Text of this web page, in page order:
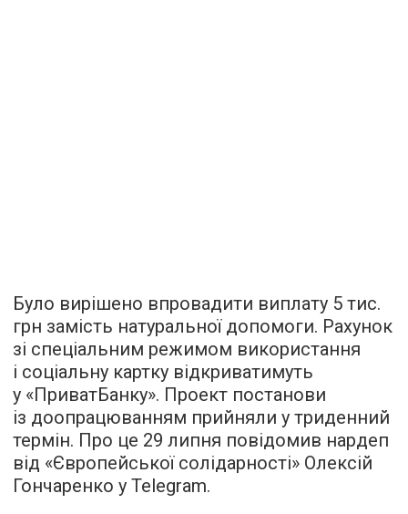
Було вирішено впровадити виплату 5 тис.
грн замість натуральної допомоги. Рахунок
зі спеціальним режимом використання
і соціальну картку відкриватимуть
у «ПриватБанку». Проект постанови
із доопрацюванням прийняли у триденний
термін. Про це 29 липня повідомив нардеп
від «Європейської солідарності» Олексій
Гончаренко у Telegram.